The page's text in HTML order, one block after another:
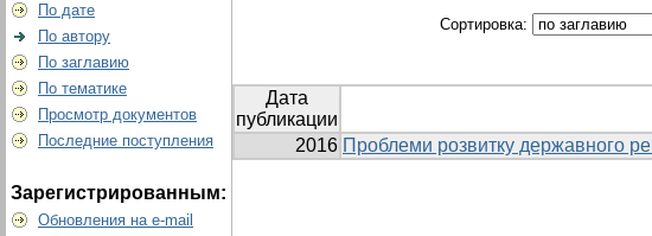
По дате
По автору
По заглавию
По тематике
Просмотр документов
Последние поступления
Зарегистрированным:
Обновления на e-mail
Сортировка:
Дата
публикации
2016 Проблеми розвитку державного